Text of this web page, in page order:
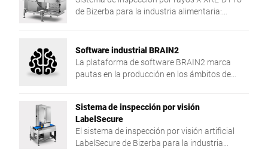
de Bizerba para la industria alimentaria:
Software industrial BRAIN2
La plataforma de software BRAIN2 marca
pautas en la producción en los ámbitos de
Sistema de inspección por visión
LabelSecure
El sistema de inspección por visión artificial
LabelSecure de Bizerba para la industria